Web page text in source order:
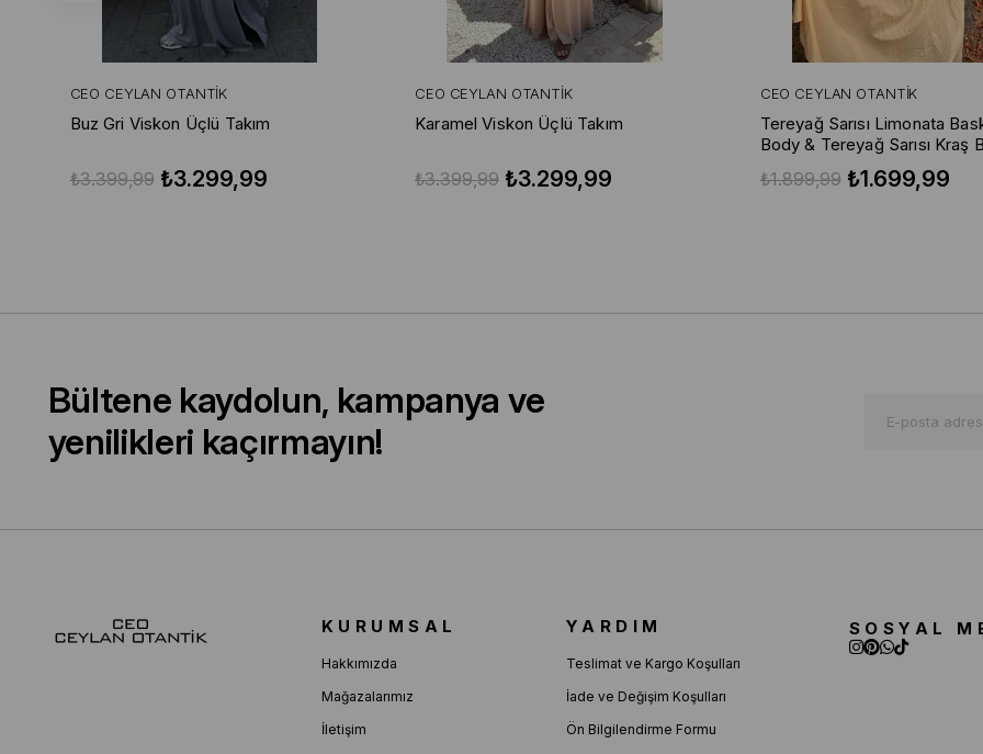
CEO CEYLAN OTANTIK
Buz Gri Viskon Üçlü Takım
₺3.299,99
₺3.399,99
CEO CEYLAN OTANTIK
Karamel Viskon Üçlü Takım
₺3.299,99
₺3.399,99
CEO CEYLAN OTANTIK
Tereyağ Sarısı Limonata
Body & Tereyağ Sarısı Kraş
₺1.699,99
₺1.899,99
Bültene kaydolun, kampanya ve
yenilikleri kaçırmayın!
KURUMSAL
Hakkımızda
Mağazalarımız
İletişim
YARDIM
Teslimat ve Kargo Koşulları
İade ve Değişim Koşulları
Ön Bilgilendirme Formu
SOSYAL